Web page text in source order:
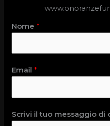
Nome*
Email*
Scrivi il tuo messaggio di